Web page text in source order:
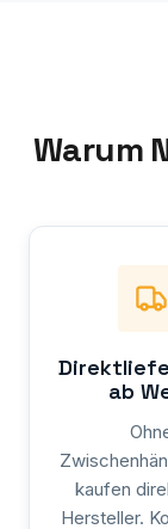
Warum
ab
kaufen
Hersteller.